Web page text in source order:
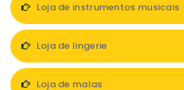
Loja de instrumentos musicais
Loja de lingerie
Loja de malas